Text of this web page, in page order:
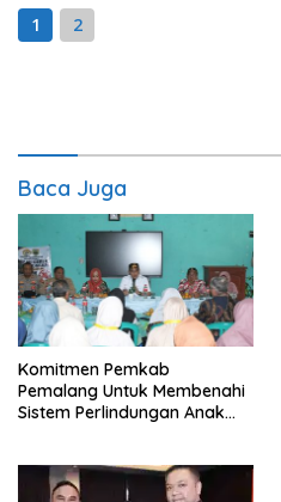
1
2
Baca Juga
Komitmen Pemkab
Pemalang Untuk Membenahi
Sistem Perlindungan Anak